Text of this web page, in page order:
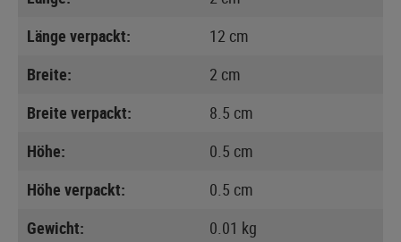
Länge verpackt:
12 cm
Breite:
2 cm
Breite verpackt:
8.5 cm
Höhe:
0.5 cm
Höhe verpackt:
0.5 cm
Gewicht:
0.01 kg